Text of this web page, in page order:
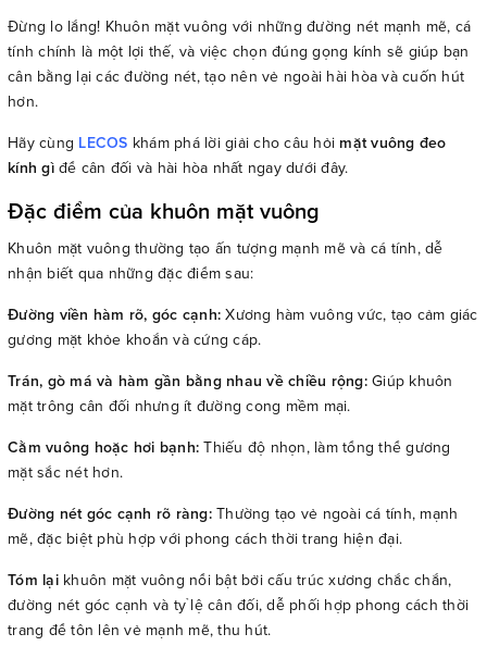
Đừng lo lắng! Khuôn mặt vuông với những đường nét mạnh mẽ, cá
tính chính là một lợi thế, và việc chọn đúng gọng kính sẽ giúp bạn
cân bằng lại các đường nét, tạo nên vẻ ngoài hài hòa và cuốn hút
hơn.
Hãy cùng LECOS khám phá lời giải cho câu hỏi mặt vuông đeo
kính gìđể cân đối và hài hòa nhất ngay dưới đây.
Đặc điểm của khuôn mặt vuông
Khuôn mặt vuông thường tạo ấn tượng mạnh mẽ và cá tính, dễ
nhận biết qua những đặc điểm sau:
Đường viền hàm rõ, góc cạnh: Xương hàm vuông vức, tạo cảm giác
gương mặt khỏe khoắn và cứng cáp.
Trán, gò má và hàm gần bằng nhau về chiều rộng:Giúp khuôn
mặt trông cân đối nhưng ít đường cong mềm mại.
Cằm vuông hoặc hơi bạnh: Thiếu độ nhọn, làm tổng thể gương
mặt sắc nét hơn.
Đường nét góc cạnh rõ ràng:Thường tạo vẻ ngoài cá tính, mạnh
mẽ, đặc biệt phù hợp với phong cách thời trang hiện đại.
Tóm lạikhuôn mặt vuông nổi bật bởi cấu trúc xương chắc chắn,
đường nét góc cạnh và tỷ lệ cân đối, dễ phối hợp phong cách thời
trang để tôn lên vẻ mạnh mẽ, thu hút.